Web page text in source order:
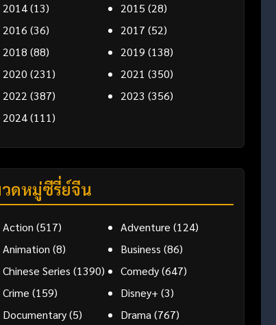
2014(13) 2015 (28)
2016 (36) 2017 (52)
2018 (88) 2019 (138)
2020 (231) 2021 (350)
2022 (387) 2023 (356)
2024(111)
ดหมู่ซีรี่ย์จีน
Action (517) Adventure (124)
Animation (8) Business (86)
Chinese Series (1390) Comedy(647)
Crime (159) Disney+ (3)
Documentary(5) Drama(767)